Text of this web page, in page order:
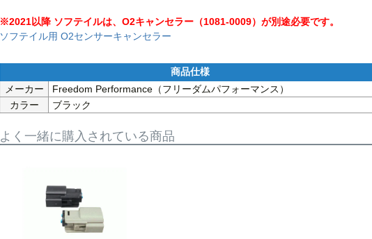
※2021以降 ソフテイルは、O2キャンセラー（1081-0009）が別途必要です。
ソフテイル用 O2センサーキャンセラー
メーカー
Freedom Performance（フリーダムパフォーマンス）
カラー
ブラック
よく一緒に購入されている商品